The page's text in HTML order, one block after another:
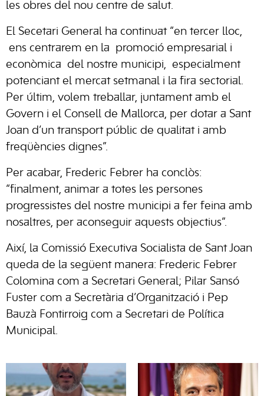
les obres del nou centre de salut.
El Secetari General ha continuat “en tercer lloc,
ens centrarem en la promoció empresarial i
econòmica del nostre municipi, especialment
potenciant el mercat setmanal i la fira sectorial.
Per últim, volem treballar, juntament amb el
Govern i el Consell de Mallorca, per dotar a Sant
Joan d’un transport públic de qualitat i amb
freqüències dignes”.
Per acabar, Frederic Febrer ha conclòs:
“finalment, animar a totes les persones
progressistes del nostre municipi a fer feina amb
nosaltres, per aconseguir aquests objectius”.
Així, la Comissió Executiva Socialista de Sant Joan
queda de la següent manera: Frederic Febrer
Colomina com a Secretari General; Pilar Sansó
Fuster com a Secretària d’Organització i Pep
Bauzà Fontirroig com a Secretari de Política
Municipal.